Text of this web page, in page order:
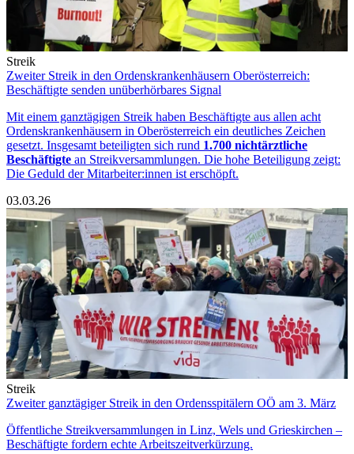
Streik
Zweiter Streik in den Ordenskrankenhäusern Oberösterreich:
Beschäftigte senden unüberhörbares Signal
Mit einem ganztägigen Streik haben Beschäftigte aus allen acht
Ordenskrankenhäusern in Oberösterreich ein deutliches Zeichen
gesetzt. Insgesamt beteiligten sich rund 1.700 nichtärztliche
Beschäftigte an Streikversammlungen. Die hohe Beteiligung zeigt:
Die Geduld der Mitarbeiter:innen ist erschöpft.
03.03.26
Streik
Zweiter ganztägiger Streik in den Ordensspitälern OÖ am 3. März
Öffentliche Streikversammlungen in Linz, Wels und Grieskirchen –
Beschäftigte fordern echte Arbeitszeitverkürzung.